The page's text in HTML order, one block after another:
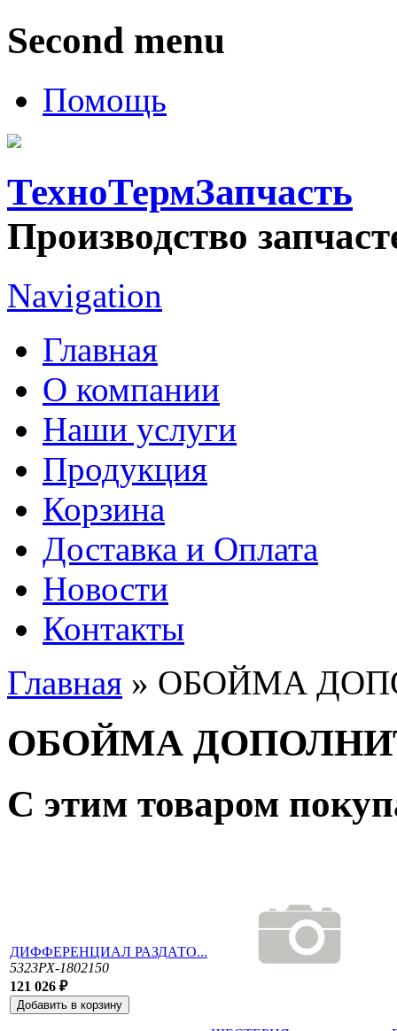
Second menu
Помощь
ТехноТермЗапчасть
Производство
Navigation
Главная
О компании
Наши услуги
Продукция
Корзина
Доставка и Оплата
Новости
Контакты
Вы здесь
Главная » ОБОЙМА
ОБОЙМА
С этим товаром
ДИФФЕРЕНЦИАЛ РАЗДАТО...
5323РХ-1802150
121 026 ₽